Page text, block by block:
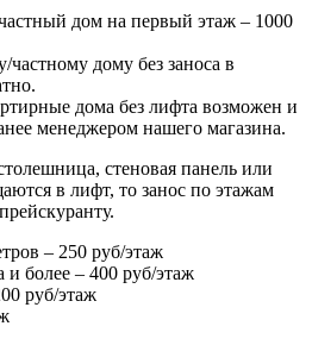
дом на первый этаж – 1000
частному дому без заноса в
дома без лифта возможен и
менеджером нашего магазина.
стеновая панель или
в лифт, то занос по этажам
– 250 руб/этаж
более – 400 руб/этаж
руб/этаж